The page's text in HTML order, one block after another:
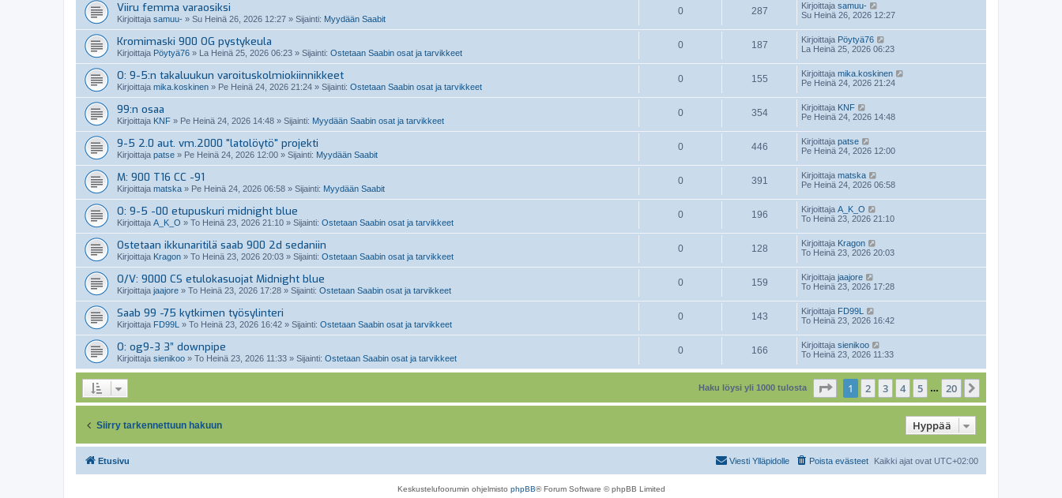
Viiru femma varaosiksi
Kirjoittaja samuu- » Su Heinä 26, 2026 12:27 » Sijainti: Myydään Saabit
0 287 Kirjoittaja samuu-
Su Heinä 26, 2026 12:27
Kromimaski 900 OG pystykeula
Kirjoittaja Pöytyä76 » La Heinä 25, 2026 06:23 » Sijainti: Ostetaan Saabin osat ja tarvikkeet
0 187 Kirjoittaja Pöytyä76
La Heinä 25, 2026 06:23
O: 9-5:n takaluukun varoituskolmiokiinnikkeet
Kirjoittaja mika.koskinen » Pe Heinä 24, 2026 21:24 » Sijainti: Ostetaan Saabin osat ja tarvikkeet
0 155 Kirjoittaja mika.koskinen
Pe Heinä 24, 2026 21:24
99:n osaa
Kirjoittaja KNF » Pe Heinä 24, 2026 14:48 » Sijainti: Myydään Saabin osat ja tarvikkeet
0 354 Kirjoittaja KNF
Pe Heinä 24, 2026 14:48
9-5 2.0 aut. vm.2000 "latolöytö" projekti
Kirjoittaja patse » Pe Heinä 24, 2026 12:00 » Sijainti: Myydään Saabit
0 446 Kirjoittaja patse
Pe Heinä 24, 2026 12:00
M: 900 T16 CC -91
Kirjoittaja matska » Pe Heinä 24, 2026 06:58 » Sijainti: Myydään Saabit
0 391 Kirjoittaja matska
Pe Heinä 24, 2026 06:58
O: 9-5 -00 etupuskuri midnight blue
Kirjoittaja A_K_O » To Heinä 23, 2026 21:10 » Sijainti: Ostetaan Saabin osat ja tarvikkeet
0 196 Kirjoittaja A_K_O
To Heinä 23, 2026 21:10
Ostetaan ikkunaritilä saab 900 2d sedaniin
Kirjoittaja Kragon » To Heinä 23, 2026 20:03 » Sijainti: Ostetaan Saabin osat ja tarvikkeet
0 128 Kirjoittaja Kragon
To Heinä 23, 2026 20:03
O/V: 9000 CS etulokasuojat Midnight blue
Kirjoittaja jaajore » To Heinä 23, 2026 17:28 » Sijainti: Ostetaan Saabin osat ja tarvikkeet
0 159 Kirjoittaja jaajore
To Heinä 23, 2026 17:28
Saab 99 -75 kytkimen työsylinteri
Kirjoittaja FD99L » To Heinä 23, 2026 16:42 » Sijainti: Ostetaan Saabin osat ja tarvikkeet
0 143 Kirjoittaja FD99L
To Heinä 23, 2026 16:42
O: og9-3 3” downpipe
Kirjoittaja sienikoo » To Heinä 23, 2026 11:33 » Sijainti: Ostetaan Saabin osat ja tarvikkeet
0 166 Kirjoittaja sienikoo
To Heinä 23, 2026 11:33
Haku löysi yli 1000 tulosta Sivu 20
1 2 3 4 5 … 20
Siirry tarkennettuun hakuun Hyppää
Etusivu Kaikki ajat ovat UTC+02:00
Poista evästeet
Viesti Ylläpidolle
Keskustelufoorumin ohjelmisto phpBB® Forum Software © phpBB Limited